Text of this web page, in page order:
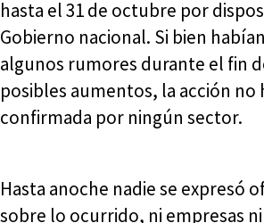
hasta el 31 de octubre por
Gobierno nacional. Si bien
algunos rumores durante el fin
posibles aumentos, la acción no
confirmada por ningún sector.
Hasta anoche nadie se expresó
sobre lo ocurrido, ni empresas